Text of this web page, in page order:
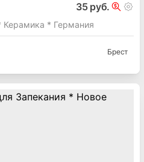
35 руб.
* Германия
Брест